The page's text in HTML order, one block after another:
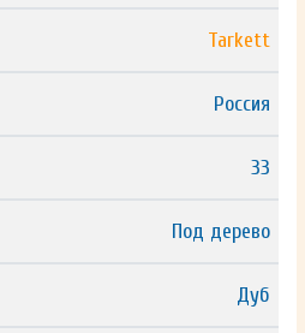
Tarkett
Россия
33
Под дерево
Дуб